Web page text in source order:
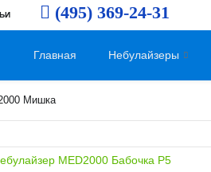
(495) 369-24-31
Главная Небулайзеры
Мишка
MED2000 Бабочка Р5